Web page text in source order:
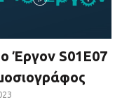
Έργον S01E07